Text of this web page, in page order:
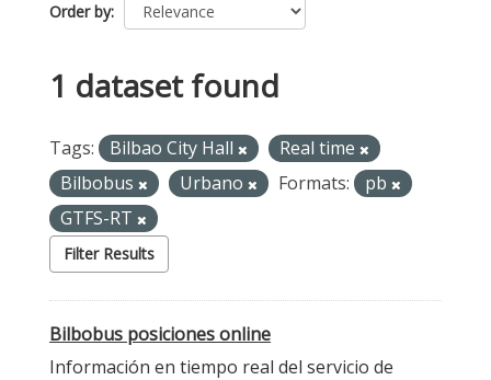
Order by
1 dataset found
Tags: Bilbao City Hall
Real time
Bilbobus
Urbano Formats:
pb
GTFS-RT
Filter Results
Bilbobus posiciones online
Información en tiempo real del servicio de